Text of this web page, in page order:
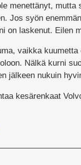
menettänyt, mutta
Jos syön
on laskenut. Eilen
vaikka
Nälkä kurni
jälkeen nukuin
kesärenkaat